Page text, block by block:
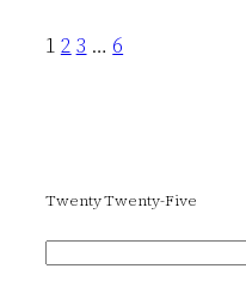
1 2 3 … 6
Twenty Twenty-Five